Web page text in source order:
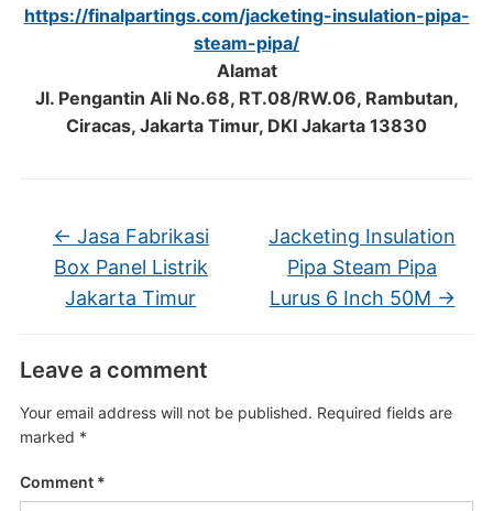
https://finalpartings.com/jacketing-insulation-pipa-
steam-pipa/
Alamat
Jl. Pengantin Ali No.68, RT.08/RW.06, Rambutan,
Ciracas, Jakarta Timur, DKI Jakarta 13830
← Jasa Fabrikasi
Box Panel Listrik
Jakarta Timur
Jacketing Insulation
Pipa Steam Pipa
Lurus 6 Inch 50M →
Leave a comment
Your email address will not be published. Required fields are
marked *
Comment *